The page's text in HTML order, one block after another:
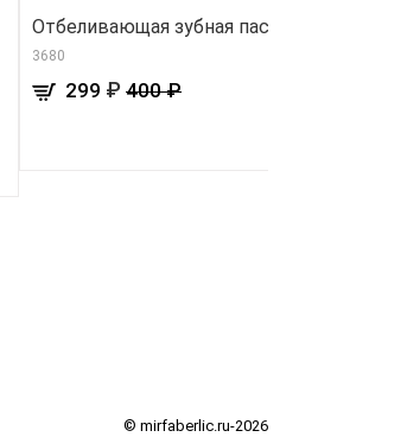
Отбеливающая зубная паста
3680
299 ₽ 400 ₽
© mirfaberlic.ru-2026